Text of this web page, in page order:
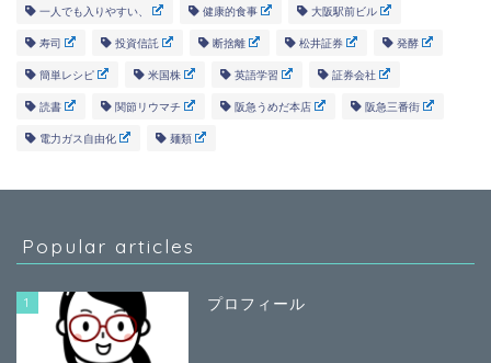
一人でも入りやすい、 健康的食事 大阪駅前ビル
寿司 投資信託 断捨離 松井証券 発酵
簡単レシピ 米国株 英語学習 証券会社
読書 関節リウマチ 阪急うめだ本店 阪急三番街
電力ガス自由化 麺類
Popular articles
1 プロフィール